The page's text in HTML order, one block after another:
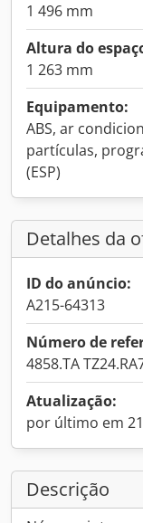
1 496 mm
Altura do
1 263 mm
Equipamento:
ABS, ar
partículas,
(ESP)
Detalhes da
ID do anúncio:
A215-64313
Número de
4858.TA
Atualização:
por último em
Descrição